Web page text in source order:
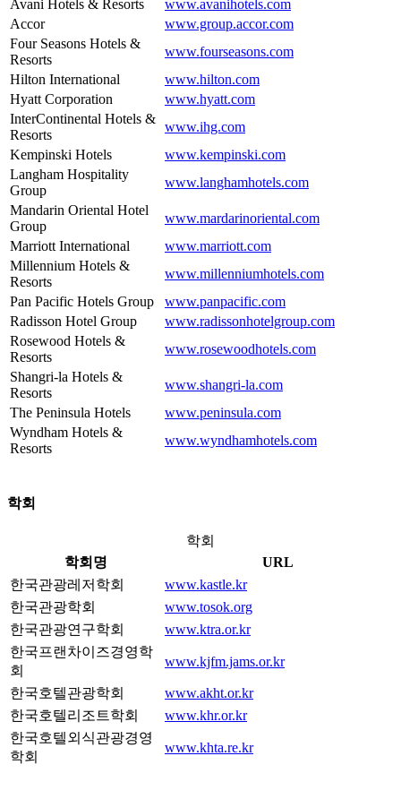
Avani Hotels & Resorts
www.avanihotels.com
Accor
www.group.accor.com
Four Seasons Hotels &
Resorts
www.fourseasons.com
Hilton International
www.hilton.com
Hyatt Corporation
www.hyatt.com
InterContinental Hotels &
Resorts
www.ihg.com
Kempinski Hotels
www.kempinski.com
Langham Hospitality
Group
www.langhamhotels.com
Mandarin Oriental Hotel
Group
www.mardarinoriental.com
Marriott International
www.marriott.com
Millennium Hotels &
Resorts
www.millenniumhotels.com
Pan Pacific Hotels Group
www.panpacific.com
Radisson Hotel Group
www.radissonhotelgroup.com
Rosewood Hotels &
Resorts
www.rosewoodhotels.com
Shangri-la Hotels &
Resorts
www.shangri-la.com
The Peninsula Hotels
www.peninsula.com
Wyndham Hotels &
Resorts
www.wyndhamhotels.com
학회
학회
학회명
URL
한국관광레저학회
www.kastle.kr
한국관광학회
www.tosok.org
한국관광연구학회
www.ktra.or.kr
한국프랜차이즈경영학
회
www.kjfm.jams.or.kr
한국호텔관광학회
www.akht.or.kr
한국호텔리조트학회
www.khr.or.kr
한국호텔외식관광경영
학회
www.khta.re.kr